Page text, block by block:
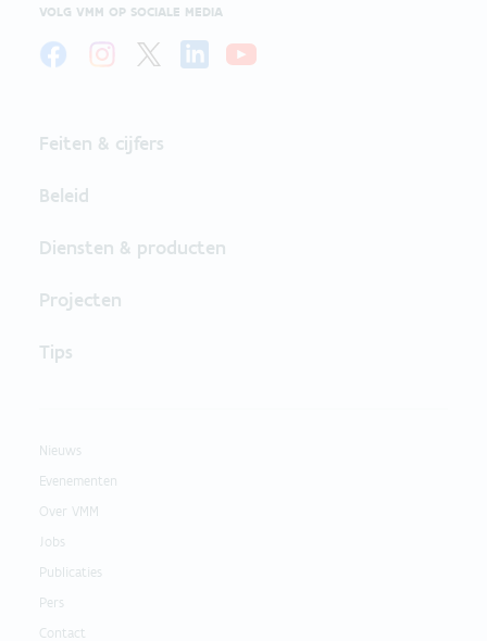
VOLG VMM OP SOCIALE MEDIA
Feiten & cijfers
Beleid
Diensten & producten
Projecten
Tips
Nieuws
Evenementen
Over VMM
Jobs
Publicaties
Pers
Contact